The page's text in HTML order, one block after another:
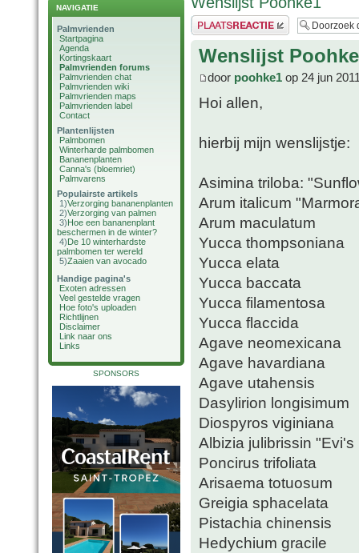
NAVIGATIE
Palmvrienden
Startpagina
Agenda
Kortingskaart
Palmvrienden forums
Palmvrienden chat
Palmvrienden wiki
Palmvrienden maps
Palmvrienden label
Contact
Plantenlijsten
Palmbomen
Winterharde palmbomen
Bananenplanten
Canna's (bloemriet)
Palmvarens
Populairste artikels
1)Verzorging bananenplanten
2)Verzorging van palmen
3)Hoe een bananenplant
beschermen in de winter?
4)De 10 winterhardste
palmbomen ter wereld
5)Zaaien van avocado
Handige pagina's
Exoten adressen
Veel gestelde vragen
Hoe foto's uploaden
Richtlijnen
Disclaimer
Link naar ons
Links
SPONSORS
Plaats een reactie
Wenslijst
door poohke1 op 24 jun
Hoi allen,
hierbij mijn wenslijstje:
Asimina triloba:
Arum italicum
Arum maculatum
Yucca thompsoniana
Yucca elata
Yucca baccata
Yucca filamentosa
Yucca flaccida
Agave neomexicana
Agave havardiana
Agave utahensis
Dasylirion longisimum
Diospyros viginiana
Albizia julibrissin "Evi's
Poncirus trifoliata
Arisaema totuosum
Greigia sphacelata
Pistachia chinensis
Hedychium gracile